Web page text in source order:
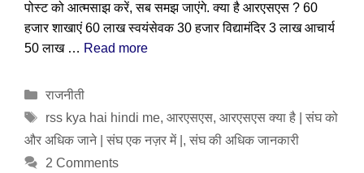
पोस्ट को आत्मसाझ करें, सब समझ जाएंगे. क्या है आरएसएस ? 60
हजार शाखाएं 60 लाख स्वयंसेवक 30 हजार विद्यामंदिर 3 लाख आचार्य
50 लाख … Read more
Categories
राजनीती
Tags
rss kya hai hindi me, आरएसएस, आरएसएस क्या है | संघ को
और अधिक जाने | संघ एक नज़र में | , संघ की अधिक जानकारी
2 Comments